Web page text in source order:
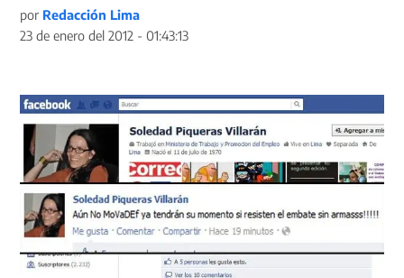
por Redacción Lima
23 de enero del 2012 - 01:43:13